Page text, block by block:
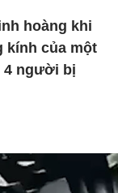
hoàng khi
kính của một
4 người bị